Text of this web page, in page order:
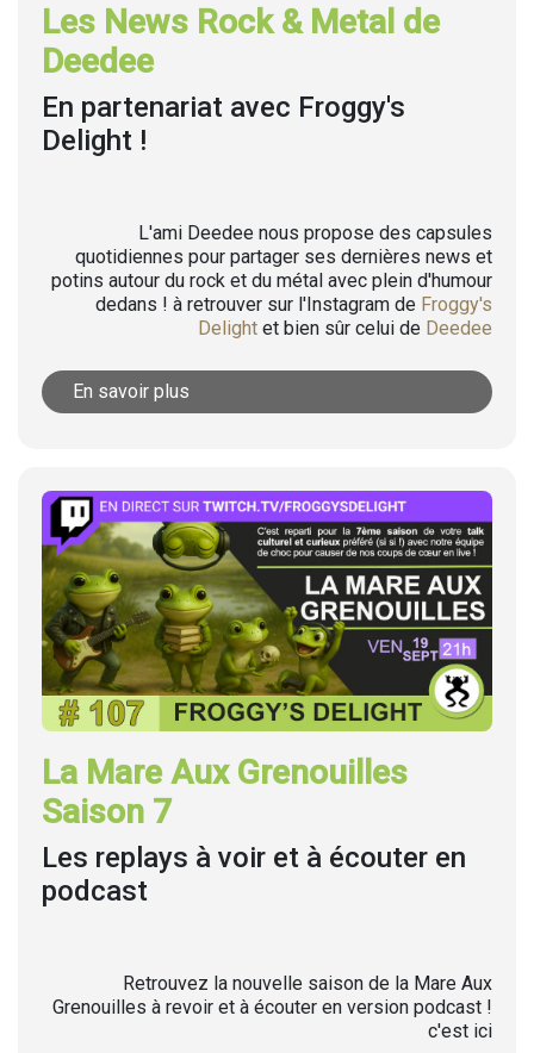
Les News Rock & Metal de
Deedee
En partenariat avec Froggy's
Delight !
L'ami Deedee nous propose des capsules
quotidiennes pour partager ses dernières news et
potins autour du rock et du métal avec plein d'humour
dedans ! à retrouver sur l'Instagram de Froggy's
Delight et bien sûr celui de Deedee
En savoir plus
La Mare Aux Grenouilles
Saison 7
Les replays à voir et à écouter en
podcast
Retrouvez la nouvelle saison de la Mare Aux
Grenouilles à revoir et à écouter en version podcast !
c'est ici